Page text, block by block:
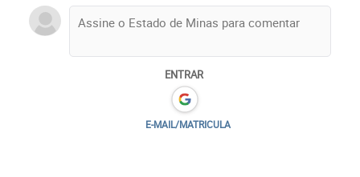
ENTRAR
E-MAIL/MATRICULA